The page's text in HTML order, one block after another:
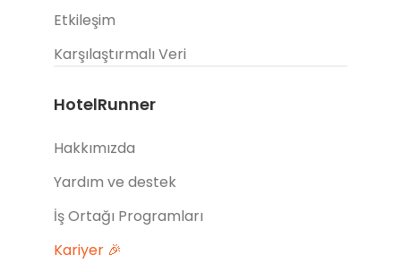
Etkileşim
Karşılaştırmalı Veri
HotelRunner
Hakkımızda
Yardım ve destek
İş Ortağı Programları
Kariyer 🎉